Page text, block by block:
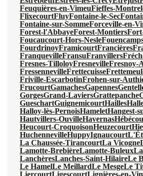
Feuquières-en-VimeuFieffes-
FlixecourtFluyFontaine-le-Sec
Fontaine-sur-SommeForceville-en-
Forest-l'AbbayeForest-Montiers
Foucaucourt-Hors-Nesle
FourdrinoyFramicourtFrancières
FranquevilleFransuFranvillers
Fresnes-TilloloyFresnevilleFresnoy-
FressennevilleFrettecuisse
Friville-EscarbotinFrohen-sur-
FrucourtGamachesGapennes
GorgesGrand-LaviersGrattepanche
GueschartGuignemicourtHailles
Halloy-lès-PernoisHameletHangest-
Hautvillers-OuvilleHavernas
Heucourt-CroquoisonHeuzecourt
HuchennevilleHuppyIgnaucourt
La Chaussée-TirancourtLa Vicogne
Lamotte-BrebièreLamotte-Buleux
LanchèresLanches-Saint-HilaireLe
Le HamelLe MeillardLe MesgeLe
LiercourtLigescourtLignières-en-